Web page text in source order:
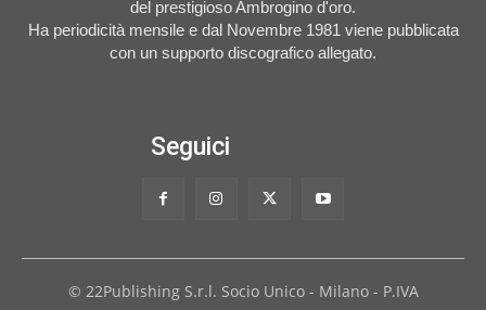
del prestigioso Ambrogino d'oro.
Ha periodicità mensile e dal Novembre 1981 viene pubblicata
con un supporto discografico allegato.
Seguici
© 22Publishing S.r.l. Socio Unico - Milano - P.IVA